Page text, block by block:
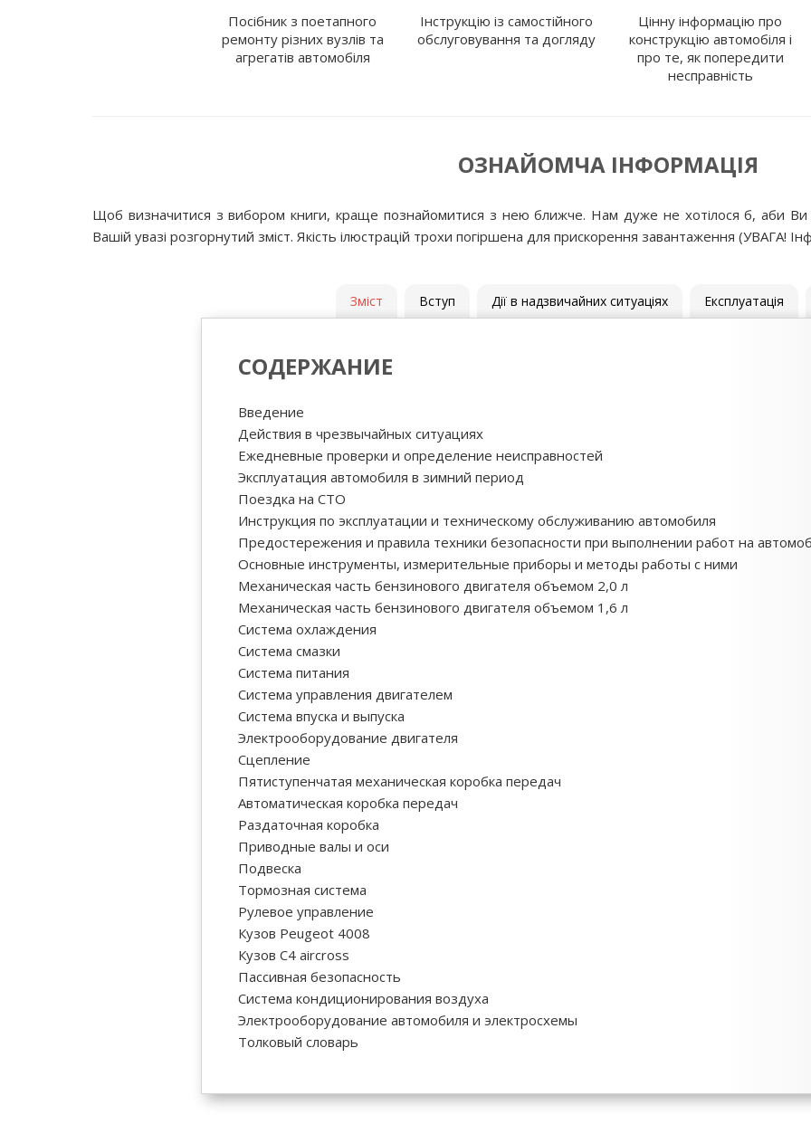
Посібник з поетапного
ремонту різних вузлів та
агрегатів автомобіля
Інструкцію із самостійного
обслуговування та догляду
Цінну інформацію про
конструкцію автомобіля і
про те, як попередити
несправність
ОЗНАЙОМЧА ІНФОРМАЦІЯ
Щоб визначитися з вибором книги, краще познайомитися з нею ближче. Нам дуже не хотілося б, аби Ви
Вашій увазі розгорнутий зміст. Якість ілюстрацій трохи погіршена для прискорення завантаження (УВАГА!
Зміст Вступ Дії в надзвичайних ситуаціях Експлуатація
СОДЕРЖАНИЕ
Введение
Действия в чрезвычайных ситуациях
Ежедневные проверки и определение неисправностей
Эксплуатация автомобиля в зимний период
Поездка на СТО
Инструкция по эксплуатации и техническому обслуживанию автомобиля
Предостережения и правила техники безопасности при выполнении работ на
Основные инструменты, измерительные приборы и методы работы с ними
Механическая часть бензинового двигателя объемом 2,0 л
Механическая часть бензинового двигателя объемом 1,6 л
Система охлаждения
Система смазки
Система питания
Система управления двигателем
Система впуска и выпуска
Электрооборудование двигателя
Сцепление
Пятиступенчатая механическая коробка передач
Автоматическая коробка передач
Раздаточная коробка
Приводные валы и оси
Подвеска
Тормозная система
Рулевое управление
Кузов Peugeot 4008
Кузов C4 aircross
Пассивная безопасность
Система кондиционирования воздуха
Электрооборудование автомобиля и электросхемы
Толковый словарь